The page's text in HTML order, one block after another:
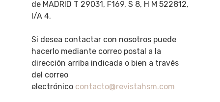
de MADRID T 29031, F169, S 8, H M 522812,
I/A 4.
Si desea contactar con nosotros puede
hacerlo mediante correo postal a la
dirección arriba indicada o bien a través
del correo
electrónico contacto@revistahsm.com